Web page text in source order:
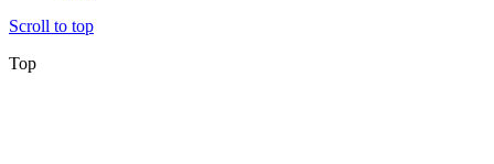
Scroll to top
Top